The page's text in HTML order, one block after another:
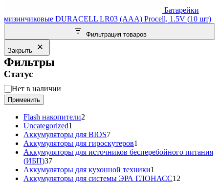
Батарейки
мизинчиковые DURACELL LR03 (AAA) Procell, 1.5V (10 шт)
Фильтрация товаров
Закрыть
Фильтры
Статус
Статус
Нет в наличии
Применить
Flash накопители2
Uncategorized1
товар
Аккумуляторы для BIOS77
товаров
Аккумуляторы для гироскутеров1
товар
Аккумуляторы для источников бесперебойного питания
(ИБП)3737
товаров
Аккумуляторы для кухонной техники1
товар
Аккумуляторы для системы ЭРА ГЛОНАСС12